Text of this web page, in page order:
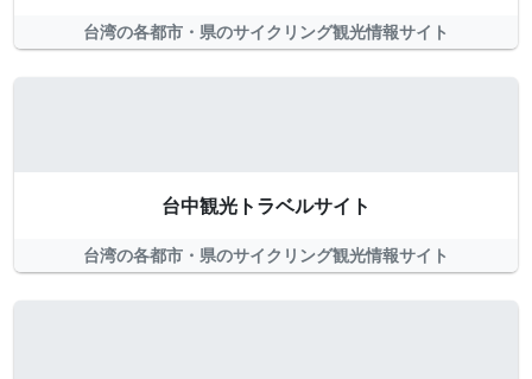
台湾の各都市・県のサイクリング観光情報サイト
台中観光トラベルサイト
台湾の各都市・県のサイクリング観光情報サイト